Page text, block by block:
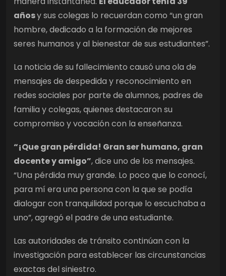
añosy sus colegas lo recuerdan como “un gran
hombre, dedicado a la formación de mejores
seres humanos y al bienestar de sus estudiantes”.
La noticia de su fallecimiento causó una ola de
mensajes de despedida y reconocimiento en
redes sociales por parte de alumnos, padres de
familia y colegas, quienes destacaron su
compromiso y vocación con la enseñanza.
“¡Que gran pérdida! Gran ser humano, gran
docente y amigo”, dice uno de los mensajes.
“Una pérdida muy grande. Lo poco que lo conocí,
para mí era una persona con la que se podía
dialogar con tranquilidad porque lo escuchaba a
uno”, agregó el padre de una estudiante.
Las autoridades de tránsito continúan con la
investigación para establecer las circunstancias
exactas del siniestro.